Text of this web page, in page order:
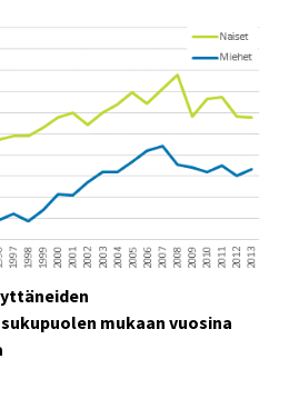
mukaan vuosina